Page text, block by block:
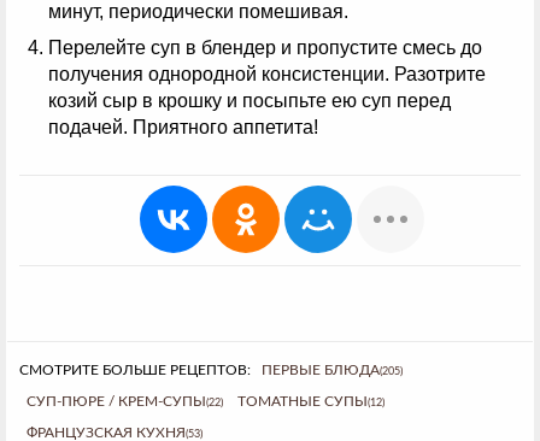
минут, периодически помешивая.
Перелейте суп в блендер и пропустите смесь до
получения однородной консистенции. Разотрите
козий сыр в крошку и посыпьте ею суп перед
подачей. Приятного аппетита!
СМОТРИТЕ БОЛЬШЕ РЕЦЕПТОВ: ПЕРВЫЕ БЛЮДА(205)
СУП-ПЮРЕ / КРЕМ-СУПЫ(22) ТОМАТНЫЕ СУПЫ(12)
ФРАНЦУЗСКАЯ КУХНЯ(53)